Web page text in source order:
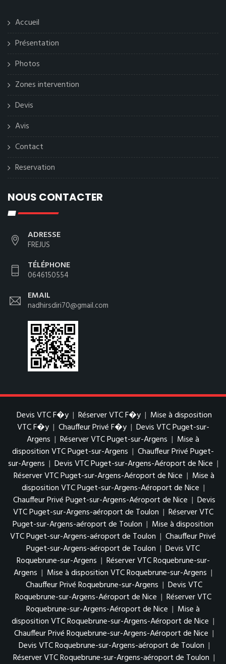
Accueil
Présentation
Photos
Zones intervention
Devis
Avis
Contact
Reservation
NOUS CONTACTER
ADRESSE
FREJUS
TÉLÉPHONE
0646150554
EMAIL
nadhirsdiri70@gmail.com
Devis VTC F�y | Réserver VTC F�y | Mise à disposition
VTC F�y | Chauffeur Privé F�y | Devis VTC Puget-sur-
Argens | Réserver VTC Puget-sur-Argens | Mise à
disposition VTC Puget-sur-Argens | Chauffeur Privé Puget-
sur-Argens | Devis VTC Puget-sur-Argens-Aéroport de Nice |
Réserver VTC Puget-sur-Argens-Aéroport de Nice | Mise à
disposition VTC Puget-sur-Argens-Aéroport de Nice |
Chauffeur Privé Puget-sur-Argens-Aéroport de Nice | Devis
VTC Puget-sur-Argens-aéroport de Toulon | Réserver VTC
Puget-sur-Argens-aéroport de Toulon | Mise à disposition
VTC Puget-sur-Argens-aéroport de Toulon | Chauffeur Privé
Puget-sur-Argens-aéroport de Toulon | Devis VTC
Roquebrune-sur-Argens | Réserver VTC Roquebrune-sur-
Argens | Mise à disposition VTC Roquebrune-sur-Argens |
Chauffeur Privé Roquebrune-sur-Argens | Devis VTC
Roquebrune-sur-Argens-Aéroport de Nice | Réserver VTC
Roquebrune-sur-Argens-Aéroport de Nice | Mise à
disposition VTC Roquebrune-sur-Argens-Aéroport de Nice |
Chauffeur Privé Roquebrune-sur-Argens-Aéroport de Nice |
Devis VTC Roquebrune-sur-Argens-aéroport de Toulon |
Réserver VTC Roquebrune-sur-Argens-aéroport de Toulon |